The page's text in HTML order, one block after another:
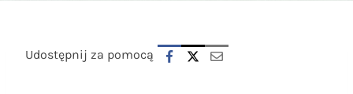
Udostępnij za pomocą